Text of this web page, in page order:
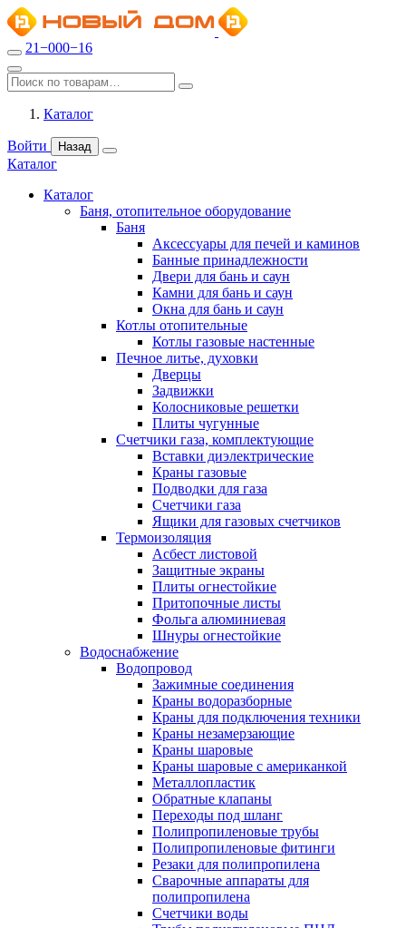
21−000−16
Каталог
Войти Назад
Каталог
Каталог
Баня, отопительное оборудование
Баня
Аксессуары для печей и каминов
Банные принадлежности
Двери для бань и саун
Камни для бань и саун
Окна для бань и саун
Котлы отопительные
Котлы газовые настенные
Печное литье, духовки
Дверцы
Задвижки
Колосниковые решетки
Плиты чугунные
Счетчики газа, комплектующие
Вставки диэлектрические
Краны газовые
Подводки для газа
Счетчики газа
Ящики для газовых счетчиков
Термоизоляция
Асбест листовой
Защитные экраны
Плиты огнестойкие
Притопочные листы
Фольга алюминиевая
Шнуры огнестойкие
Водоснабжение
Водопровод
Зажимные соединения
Краны водоразборные
Краны для подключения техники
Краны незамерзающие
Краны шаровые
Краны шаровые с американкой
Металлопластик
Обратные клапаны
Переходы под шланг
Полипропиленовые трубы
Полипропиленовые фитинги
Резаки для полипропилена
Сварочные аппараты для
полипропилена
Счетчики воды